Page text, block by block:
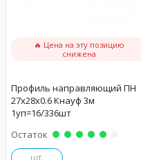
🔥 Цена на эту позицию
снижена
Профиль направляющий ПН
27х28х0.6 Кнауф 3м
1уп=16/336шт
Остаток
шт.